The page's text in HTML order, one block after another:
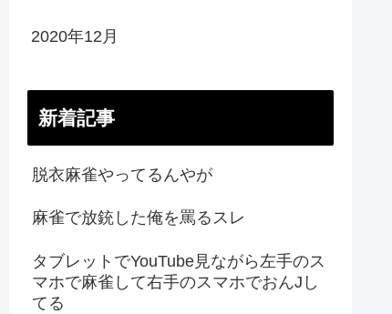
2020年12月
新着記事
脱衣麻雀やってるんやが
麻雀で放銃した俺を罵るスレ
タブレットでYouTube見ながら左手のス
マホで麻雀して右手のスマホでおんJし
てる